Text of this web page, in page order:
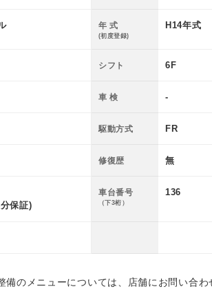
年 式
(初度登録)
H14年式
シフト 6F
車 検 -
駆動方式 FR
修復歴 無
保証)
車台番号
（下3桁）
136
のメニューについては、店舗にお問い合わ